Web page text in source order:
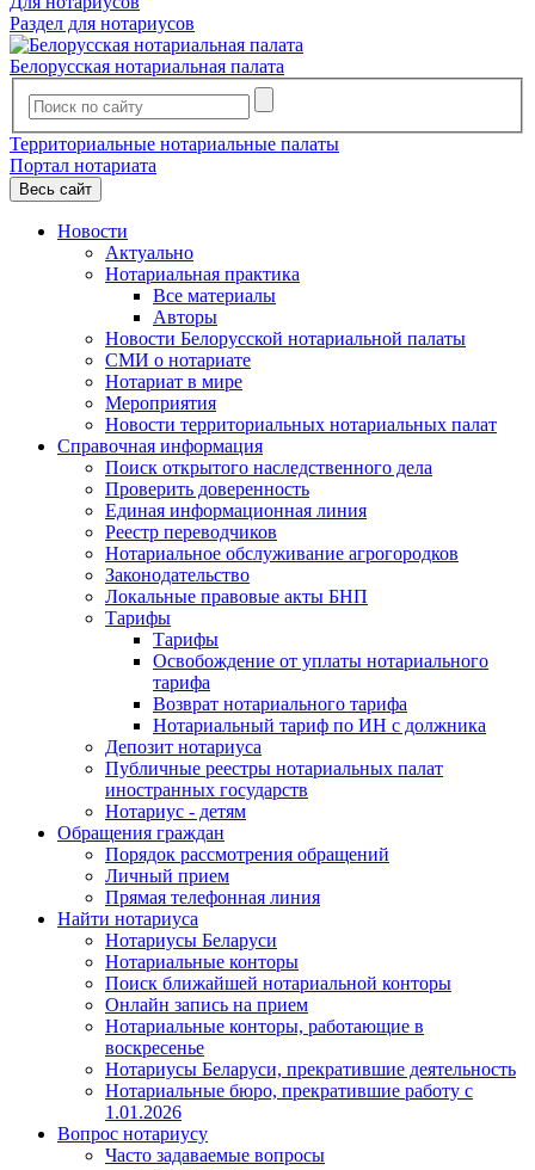
Раздел для нотариусов
Белорусская нотариальная палата
Территориальные нотариальные палаты
Портал нотариата
Весь сайт
Новости
Актуально
Нотариальная практика
Все материалы
Авторы
Новости Белорусской нотариальной палаты
СМИ о нотариате
Нотариат в мире
Мероприятия
Новости территориальных нотариальных палат
Справочная информация
Поиск открытого наследственного дела
Проверить доверенность
Единая информационная линия
Реестр переводчиков
Нотариальное обслуживание агрогородков
Законодательство
Локальные правовые акты БНП
Тарифы
Тарифы
Освобождение от уплаты нотариального
тарифа
Возврат нотариального тарифа
Нотариальный тариф по ИН с должника
Депозит нотариуса
Публичные реестры нотариальных палат
иностранных государств
Нотариус - детям
Обращения граждан
Порядок рассмотрения обращений
Личный прием
Прямая телефонная линия
Найти нотариуса
Нотариусы Беларуси
Нотариальные конторы
Поиск ближайшей нотариальной конторы
Онлайн запись на прием
Нотариальные конторы, работающие в
воскресенье
Нотариусы Беларуси, прекратившие деятельность
Нотариальные бюро, прекратившие работу с
1.01.2026
Вопрос нотариусу
Часто задаваемые вопросы